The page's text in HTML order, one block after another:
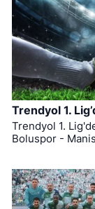
Trendyol 1.
Trendyol 1.
Boluspor -